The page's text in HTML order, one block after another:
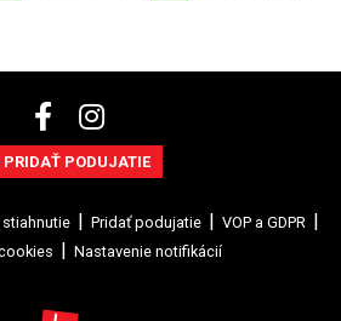
PRIDAŤ PODUJATIE
stiahnutie Pridať podujatie
VOP a GDPR
Nastavenie notifikácií